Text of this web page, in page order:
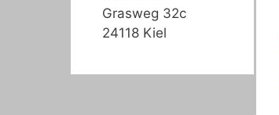
Grasweg 32c
24118 Kiel